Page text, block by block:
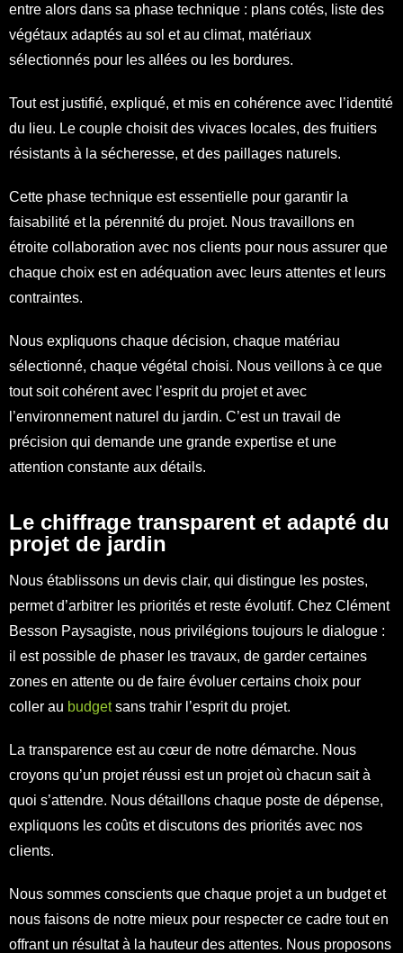
entre alors dans sa phase technique : plans cotés, liste des
végétaux adaptés au sol et au climat, matériaux
sélectionnés pour les allées ou les bordures.
Tout est justifié, expliqué, et mis en cohérence avec l’identité
du lieu. Le couple choisit des vivaces locales, des fruitiers
résistants à la sécheresse, et des paillages naturels.
Cette phase technique est essentielle pour garantir la
faisabilité et la pérennité du projet. Nous travaillons en
étroite collaboration avec nos clients pour nous assurer que
chaque choix est en adéquation avec leurs attentes et leurs
contraintes.
Nous expliquons chaque décision, chaque matériau
sélectionné, chaque végétal choisi. Nous veillons à ce que
tout soit cohérent avec l’esprit du projet et avec
l’environnement naturel du jardin. C’est un travail de
précision qui demande une grande expertise et une
attention constante aux détails.
Le chiffrage transparent et adapté du
projet de jardin
Nous établissons un devis clair, qui distingue les postes,
permet d’arbitrer les priorités et reste évolutif. Chez Clément
Besson Paysagiste, nous privilégions toujours le dialogue :
il est possible de phaser les travaux, de garder certaines
zones en attente ou de faire évoluer certains choix pour
coller au budgetsans trahir l’esprit du projet.
La transparence est au cœur de notre démarche. Nous
croyons qu’un projet réussi est un projet où chacun sait à
quoi s’attendre. Nous détaillons chaque poste de dépense,
expliquons les coûts et discutons des priorités avec nos
clients.
Nous sommes conscients que chaque projet a un budget et
nous faisons de notre mieux pour respecter ce cadre tout en
offrant un résultat à la hauteur des attentes. Nous proposons